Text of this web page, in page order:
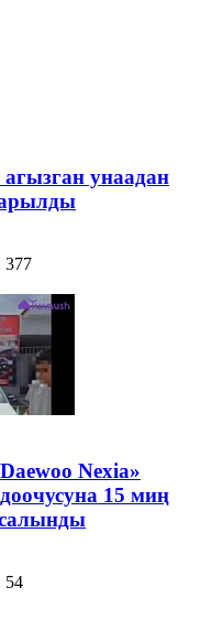
унаадан
377
Nexia»
15 миң
54